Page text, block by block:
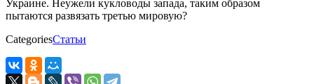
Украине. Неужели кукловоды запада, таким образом
пытаются развязать третью мировую?
CategoriesСтатьи